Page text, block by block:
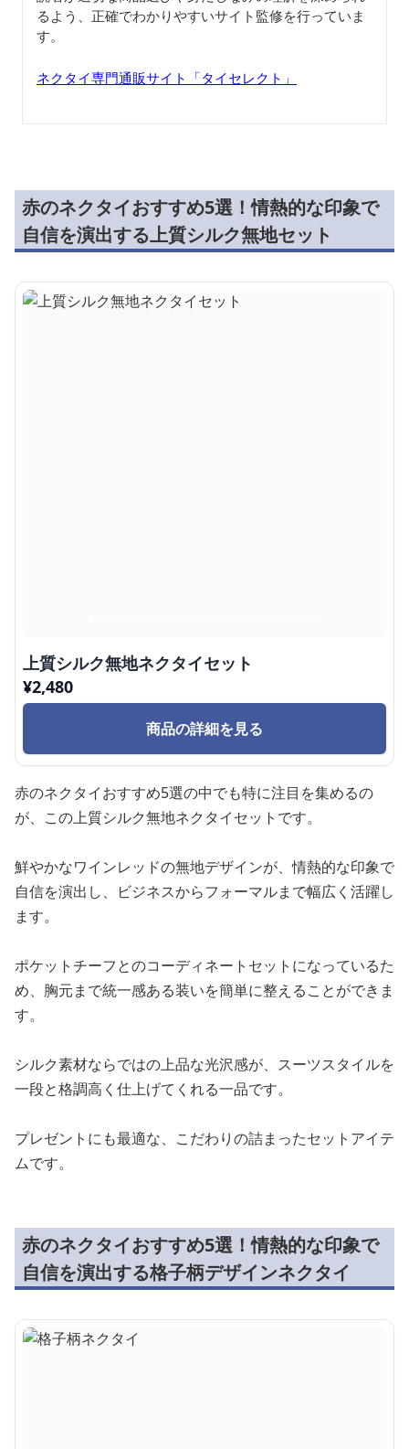
るよう、正確でわかりやすいサイト監修を行っていま
す。
ネクタイ専門通販サイト「タイセレクト」
赤のネクタイおすすめ5選！情熱的な印象で
自信を演出する上質シルク無地セット
上質シルク無地ネクタイセット
¥2,480
商品の詳細を見る
赤のネクタイおすすめ5選の中でも特に注目を集めるの
が、この上質シルク無地ネクタイセットです。
鮮やかなワインレッドの無地デザインが、情熱的な印象で
自信を演出し、ビジネスからフォーマルまで幅広く活躍し
ます。
ポケットチーフとのコーディネートセットになっているた
め、胸元まで統一感ある装いを簡単に整えることができま
す。
シルク素材ならではの上品な光沢感が、スーツスタイルを
一段と格調高く仕上げてくれる一品です。
プレゼントにも最適な、こだわりの詰まったセットアイテ
ムです。
赤のネクタイおすすめ5選！情熱的な印象で
自信を演出する格子柄デザインネクタイ